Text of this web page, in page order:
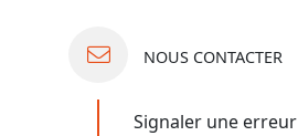
NOUS CONTACTER
Signaler une erreur